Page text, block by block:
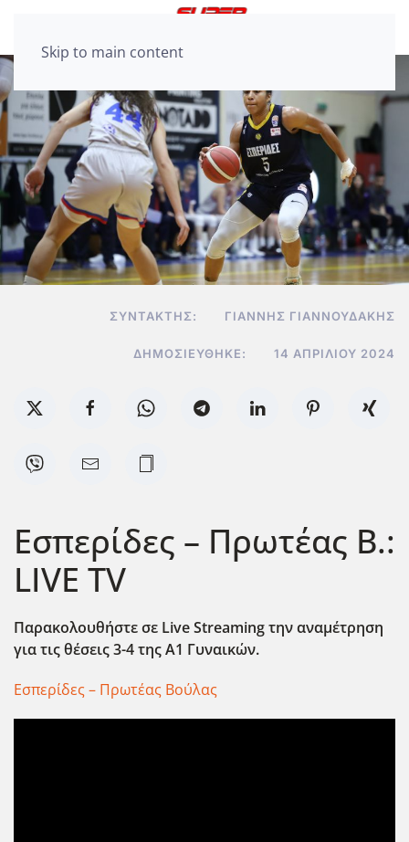
Skip to main content
ΣΥΝΤΆΚΤΗΣ: ΓΙΆΝΝΗΣ ΓΙΑΝΝΟΥΔΆΚΗΣ
ΔΗΜΟΣΙΕΎΘΗΚΕ: 14 ΑΠΡΙΛΊΟΥ 2024
Εσπερίδες – Πρωτέας Β.:
LIVE TV
Παρακολουθήστε σε LiveStreamingτην αναμέτρηση
για τις θέσεις 3-4 της Α1 Γυναικών.
Εσπερίδες – Πρωτέας Βούλας